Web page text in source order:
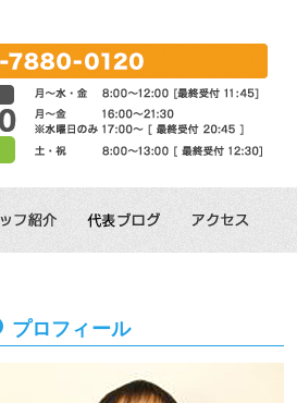
プロフィール